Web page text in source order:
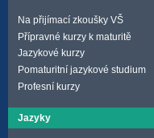
Na přijímací zkoušky VŠ
Přípravné kurzy k maturitě
Jazykové kurzy
Pomaturitní jazykové studium
Profesní kurzy
Jazyky